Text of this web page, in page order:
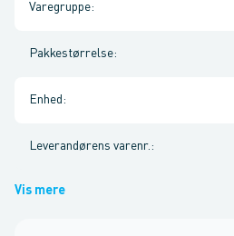
Varegruppe:
Pakkestørrelse:
Enhed :
Leverandørens varenr. :
Vis mere